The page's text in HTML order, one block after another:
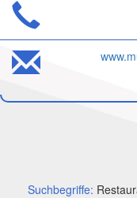
Suchbegriffe: